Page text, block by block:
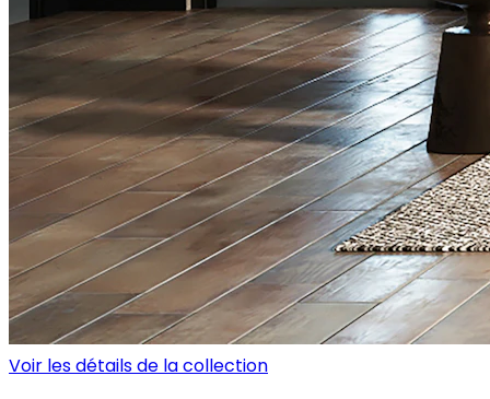
Voir les détails de la collection